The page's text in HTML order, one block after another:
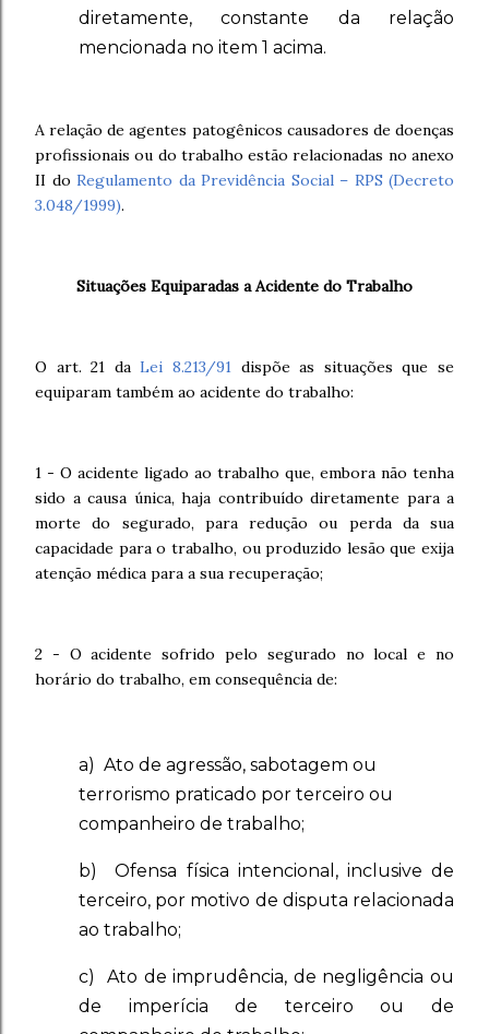
diretamente, constante da relação
mencionada no item 1 acima.
A relação de agentes patogênicos causadores de doenças
profissionais ou do trabalho estão relacionadas no anexo
II do Regulamento da Previdência Social – RPS (Decreto
3.048/1999).
Situações Equiparadas a Acidente do Trabalho
O art. 21 daLei 8.213/91 dispõe as situações que se
equiparam também ao acidente do trabalho:
1 - O acidente ligado ao trabalho que, embora não tenha
sido a causa única, haja contribuído diretamente para a
morte do segurado, para redução ou perda da sua
capacidade para o trabalho, ou produzido lesão que exija
atenção médica para a sua recuperação;
2 - O acidente sofrido pelo segurado no local e no
horário do trabalho, em consequência de:
a) Ato de agressão, sabotagem ou
terrorismo praticado por terceiro ou
companheiro de trabalho;
b) Ofensa física intencional, inclusive de
terceiro, por motivo de disputa relacionada
ao trabalho;
c) Ato de imprudência, de negligência ou
de imperícia de terceiro ou de